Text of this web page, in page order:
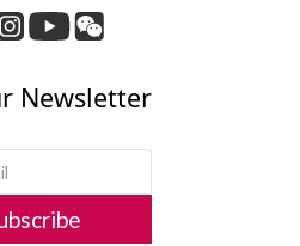
Newsletter